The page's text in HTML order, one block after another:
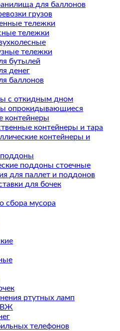
для баллонов
грузов
тележки
тележки
тележки
бутылей
денег
баллонов
с откидным дном
опрокидывающиеся
контейнеры
контейнеры и тара
контейнеры и
поддоны
поддоны стоечные
для паллет и поддонов
для бочек
сбора мусора
ртутных ламп
телефонов